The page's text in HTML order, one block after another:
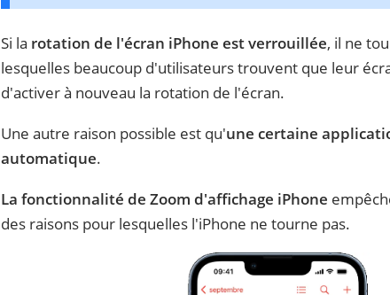
Si la rotation de l'écran iPhone est verrouillée, il ne
lesquelles beaucoup d'utilisateurs trouvent que leur
d'activer à nouveau la rotation de l'écran.
Une autre raison possible est qu'une certaine
automatique.
La fonctionnalité de Zoom d'affichage iPhone
des raisons pour lesquelles l'iPhone ne tourne pas.